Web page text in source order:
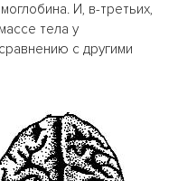
И, в-третьих,
тела у
с другими